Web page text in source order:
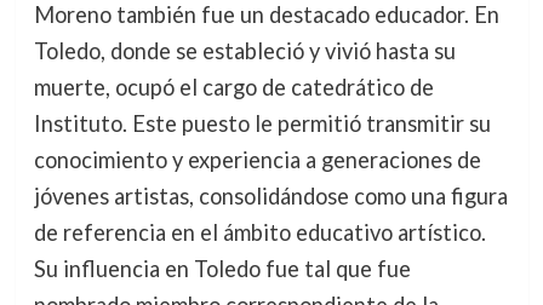
Moreno también fue un destacado educador. En
Toledo, donde se estableció y vivió hasta su
muerte, ocupó el cargo de catedrático de
Instituto. Este puesto le permitió transmitir su
conocimiento y experiencia a generaciones de
jóvenes artistas, consolidándose como una figura
de referencia en el ámbito educativo artístico.
Su influencia en Toledo fue tal que fue